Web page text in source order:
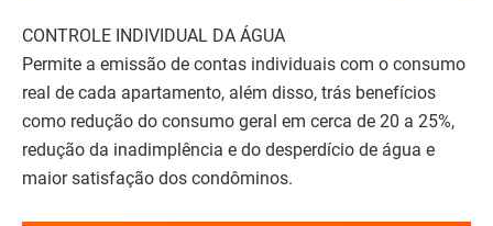
CONTROLE INDIVIDUAL DA ÁGUA
Permite a emissão de contas individuais com o consumo
real de cada apartamento, além disso, trás benefícios
como redução do consumo geral em cerca de 20 a 25%,
redução da inadimplência e do desperdício de água e
maior satisfação dos condôminos.